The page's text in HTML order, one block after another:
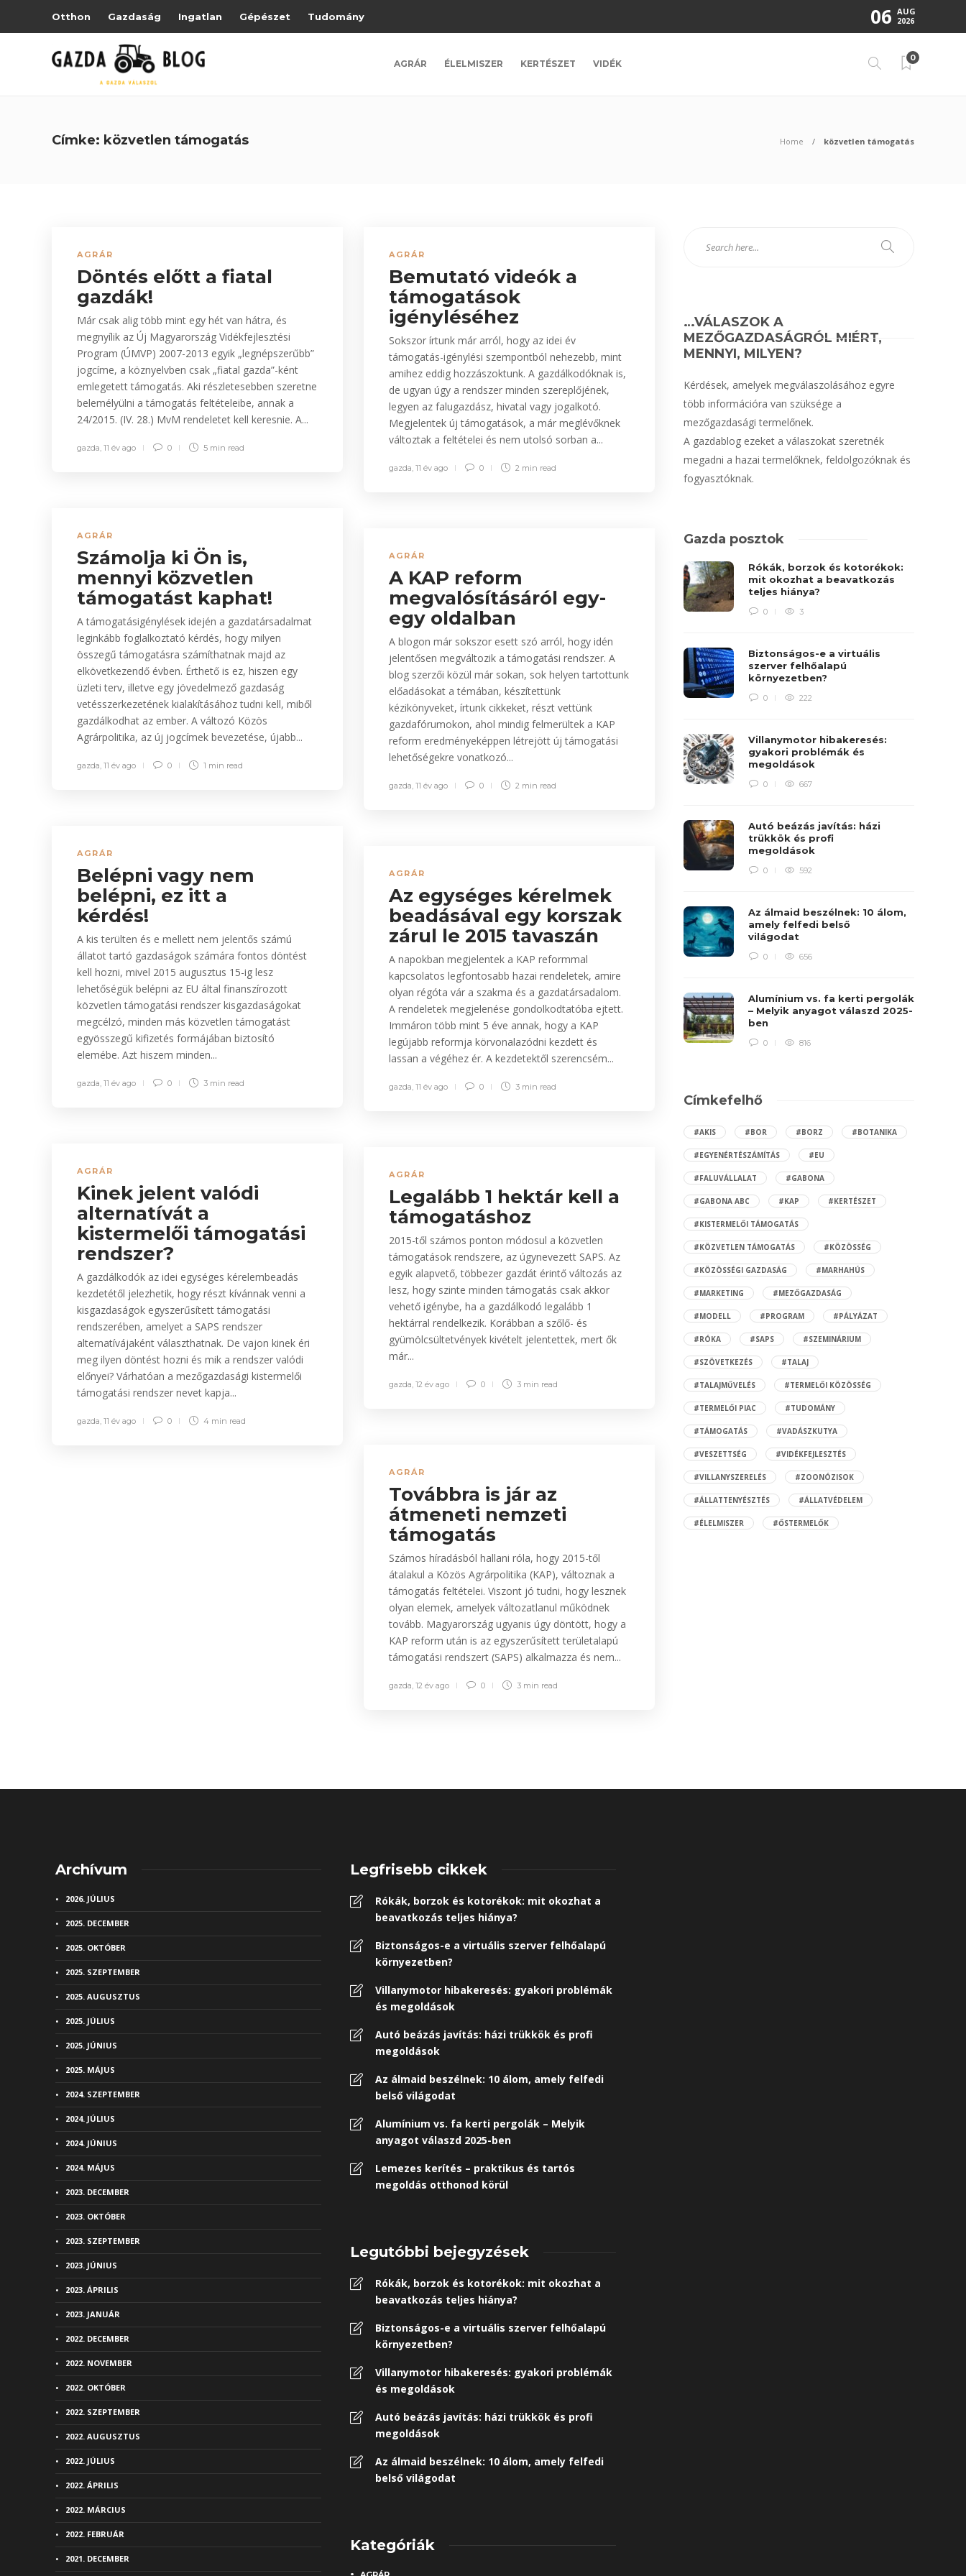
Otthon Gazdaság Ingatlan Gépészet Tudomány 06 AUG
2026
AGRÁR ÉLELMISZER KERTÉSZET VIDÉK
0
Címke: közvetlen támogatás Home közvetlen támogatás
AGRÁR
Döntés előtt a fiatal
gazdák!
Már csak alig több mint egy hét van hátra, és
megnyílik az Új Magyarország Vidékfejlesztési
Program (ÚMVP) 2007-2013 egyik „legnépszerűbb”
jogcíme, a köznyelvben csak „fiatal gazda”-ként
emlegetett támogatás. Aki részletesebben szeretne
belemélyülni a támogatás feltételeibe, annak a
24/2015. (IV. 28.) MvM rendeletet kell keresnie. A...
gazda, 11 év ago 0 5 min read
AGRÁR
Bemutató videók a
támogatások
igényléséhez
Sokszor írtunk már arról, hogy az idei év
támogatás-igénylési szempontból nehezebb, mint
amihez eddig hozzászoktunk. A gazdálkodóknak is,
de ugyan úgy a rendszer minden szereplőjének,
legyen az falugazdász, hivatal vagy jogalkotó.
Megjelentek új támogatások, a már meglévőknek
változtak a feltételei és nem utolsó sorban a...
gazda, 11 év ago 0 2 min read
AGRÁR
Számolja ki Ön is,
mennyi közvetlen
támogatást kaphat!
A támogatásigénylések idején a gazdatársadalmat
leginkább foglalkoztató kérdés, hogy milyen
összegű támogatásra számíthatnak majd az
elkövetkezendő évben. Érthető is ez, hiszen egy
üzleti terv, illetve egy jövedelmező gazdaság
vetésszerkezetének kialakításához tudni kell, miből
gazdálkodhat az ember. A változó Közös
Agrárpolitika, az új jogcímek bevezetése, újabb...
gazda, 11 év ago 0 1 min read
AGRÁR
A KAP reform
megvalósításáról egy-
egy oldalban
A blogon már sokszor esett szó arról, hogy idén
jelentősen megváltozik a támogatási rendszer. A
blog szerzői közül már sokan, sok helyen tartottunk
előadásokat a témában, készítettünk
kézikönyveket, írtunk cikkeket, részt vettünk
gazdafórumokon, ahol mindig felmerültek a KAP
reform eredményeképpen létrejött új támogatási
lehetőségekre vonatkozó...
gazda, 11 év ago 0 2 min read
AGRÁR
Belépni vagy nem
belépni, ez itt a
kérdés!
A kis terülten és e mellett nem jelentős számú
állatot tartó gazdaságok számára fontos döntést
kell hozni, mivel 2015 augusztus 15-ig lesz
lehetőségük belépni az EU által finanszírozott
közvetlen támogatási rendszer kisgazdaságokat
megcélzó, minden más közvetlen támogatást
egyösszegű kifizetés formájában biztosító
elemébe. Azt hiszem minden...
gazda, 11 év ago 0 3 min read
AGRÁR
Az egységes kérelmek
beadásával egy korszak
zárul le 2015 tavaszán
A napokban megjelentek a KAP reformmal
kapcsolatos legfontosabb hazai rendeletek, amire
olyan régóta vár a szakma és a gazdatársadalom.
A rendeletek megjelenése gondolkodtatóba ejtett.
Immáron több mint 5 éve annak, hogy a KAP
legújabb reformja körvonalazódni kezdett és
lassan a végéhez ér. A kezdetektől szerencsém...
gazda, 11 év ago 0 3 min read
AGRÁR
Kinek jelent valódi
alternatívát a
kistermelői támogatási
rendszer?
A gazdálkodók az idei egységes kérelembeadás
kezdetétől jelezhetik, hogy részt kívánnak venni a
kisgazdaságok egyszerűsített támogatási
rendszerében, amelyet a SAPS rendszer
alternatívájaként választhatnak. De vajon kinek éri
meg ilyen döntést hozni és mik a rendszer valódi
előnyei? Várhatóan a mezőgazdasági kistermelői
támogatási rendszer nevet kapja...
gazda, 11 év ago 0 4 min read
AGRÁR
Legalább 1 hektár kell a
támogatáshoz
2015-től számos ponton módosul a közvetlen
támogatások rendszere, az úgynevezett SAPS. Az
egyik alapvető, többezer gazdát érintő változás az
lesz, hogy szinte minden támogatás csak akkor
vehető igénybe, ha a gazdálkodó legalább 1
hektárral rendelkezik. Korábban a szőlő- és
gyümölcsültetvények kivételt jelentettek, mert ők
már...
gazda, 12 év ago 0 3 min read
AGRÁR
Továbbra is jár az
átmeneti nemzeti
támogatás
Számos híradásból hallani róla, hogy 2015-től
átalakul a Közös Agrárpolitika (KAP), változnak a
támogatás feltételei. Viszont jó tudni, hogy lesznek
olyan elemek, amelyek változatlanul működnek
tovább. Magyarország ugyanis úgy döntött, hogy a
KAP reform után is az egyszerűsített területalapú
támogatási rendszert (SAPS) alkalmazza és nem...
gazda, 12 év ago 0 3 min read
…VÁLASZOK A
MEZŐGAZDASÁGRÓL MIÉRT,
MENNYI, MILYEN?
Kérdések, amelyek megválaszolásához egyre
több információra van szüksége a
mezőgazdasági termelőnek.
A gazdablog ezeket a válaszokat szeretnék
megadni a hazai termelőknek, feldolgozóknak és
fogyasztóknak.
Gazda posztok
Rókák, borzok és kotorékok:
mit okozhat a beavatkozás
teljes hiánya?
0 3
Biztonságos-e a virtuális
szerver felhőalapú
környezetben?
0 222
Villanymotor hibakeresés:
gyakori problémák és
megoldások
0 667
Autó beázás javítás: házi
trükkök és profi
megoldások
0 592
Az álmaid beszélnek: 10 álom,
amely felfedi belső
világodat
0 656
Alumínium vs. fa kerti pergolák
– Melyik anyagot válaszd 2025-
ben
0 816
Címkefelhő
#AKIS #BOR #BORZ #BOTANIKA
#EGYENÉRTÉSZÁMÍTÁS #EU
#FALUVÁLLALAT #GABONA
#GABONA ABC #KAP #KERTÉSZET
#KISTERMELŐI TÁMOGATÁS
#KÖZVETLEN TÁMOGATÁS #KÖZÖSSÉG
#KÖZÖSSÉGI GAZDASÁG #MARHAHÚS
#MARKETING #MEZŐGAZDASÁG
#MODELL #PROGRAM #PÁLYÁZAT
#RÓKA #SAPS #SZEMINÁRIUM
#SZÖVETKEZÉS #TALAJ
#TALAJMŰVELÉS #TERMELŐI KÖZÖSSÉG
#TERMELŐI PIAC #TUDOMÁNY
#TÁMOGATÁS #VADÁSZKUTYA
#VESZETTSÉG #VIDÉKFEJLESZTÉS
#VILLANYSZERELÉS #ZOONÓZISOK
#ÁLLATTENYÉSZTÉS #ÁLLATVÉDELEM
#ÉLELMISZER #ŐSTERMELŐK
Archívum
2026. JÚLIUS
2025. DECEMBER
2025. OKTÓBER
2025. SZEPTEMBER
2025. AUGUSZTUS
2025. JÚLIUS
2025. JÚNIUS
2025. MÁJUS
2024. SZEPTEMBER
2024. JÚLIUS
2024. JÚNIUS
2024. MÁJUS
2023. DECEMBER
2023. OKTÓBER
2023. SZEPTEMBER
2023. JÚNIUS
2023. ÁPRILIS
2023. JANUÁR
2022. DECEMBER
2022. NOVEMBER
2022. OKTÓBER
2022. SZEPTEMBER
2022. AUGUSZTUS
2022. JÚLIUS
2022. ÁPRILIS
2022. MÁRCIUS
2022. FEBRUÁR
2021. DECEMBER
Legfrisebb cikkek
Rókák, borzok és kotorékok: mit okozhat a
beavatkozás teljes hiánya?
Biztonságos-e a virtuális szerver felhőalapú
környezetben?
Villanymotor hibakeresés: gyakori problémák
és megoldások
Autó beázás javítás: házi trükkök és profi
megoldások
Az álmaid beszélnek: 10 álom, amely felfedi
belső világodat
Alumínium vs. fa kerti pergolák – Melyik
anyagot válaszd 2025-ben
Lemezes kerítés – praktikus és tartós
megoldás otthonod körül
Legutóbbi bejegyzések
Rókák, borzok és kotorékok: mit okozhat a
beavatkozás teljes hiánya?
Biztonságos-e a virtuális szerver felhőalapú
környezetben?
Villanymotor hibakeresés: gyakori problémák
és megoldások
Autó beázás javítás: házi trükkök és profi
megoldások
Az álmaid beszélnek: 10 álom, amely felfedi
belső világodat
Kategóriák